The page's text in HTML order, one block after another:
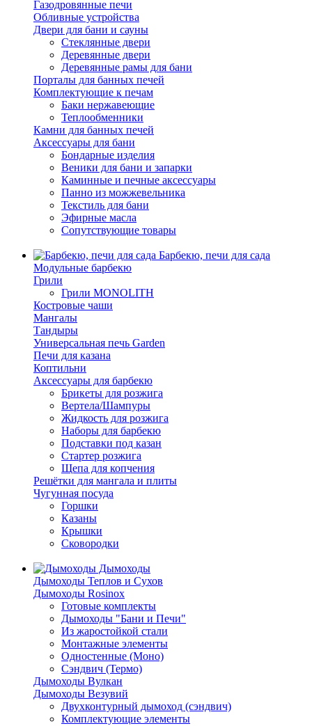
Газодровянные печи
Обливные устройства
Двери для бани и сауны
Стеклянные двери
Деревянные двери
Деревянные рамы для бани
Порталы для банных печей
Комплектующие к печам
Баки нержавеющие
Теплообменники
Камни для банных печей
Аксессуары для бани
Бондарные изделия
Веники для бани и запарки
Каминные и печные аксессуары
Панно из можжевельника
Текстиль для бани
Эфирные масла
Сопутствующие товары
Барбекю, печи для сада
Модульные барбекю
Грили
Грили MONOLITH
Костровые чаши
Мангалы
Тандыры
Универсальная печь Garden
Печи для казана
Коптильни
Аксессуары для барбекю
Брикеты для розжига
Вертела/Шампуры
Жидкость для розжига
Наборы для барбекю
Подставки под казан
Стартер розжига
Щепа для копчения
Решётки для мангала и плиты
Чугунная посуда
Горшки
Казаны
Крышки
Сковородки
Дымоходы
Дымоходы Теплов и Сухов
Дымоходы Rosinox
Готовые комплекты
Дымоходы "Бани и Печи"
Из жаростойкой стали
Монтажные элементы
Одностенные (Моно)
Сэндвич (Термо)
Дымоходы Вулкан
Дымоходы Везувий
Двухконтурный дымоход (сэндвич)
Комплектующие элементы